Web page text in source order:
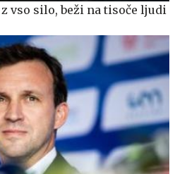
vso silo, beži na tisoče ljudi